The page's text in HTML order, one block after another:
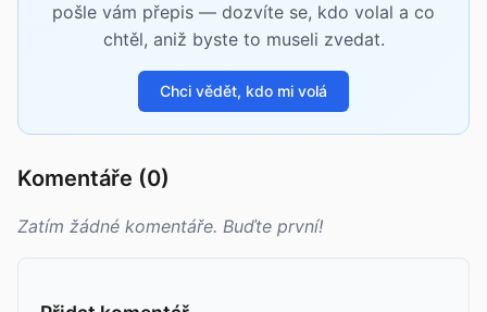
pošle vám přepis — dozvíte se, kdo volal a co
chtěl, aniž byste to museli zvedat.
Chci vědět, kdo mi volá
Komentáře (0)
Zatím žádné komentáře. Buďte první!